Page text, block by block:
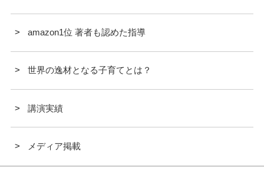
amazon1位 著者も認めた指導
世界の逸材となる子育てとは？
講演実績
メディア掲載